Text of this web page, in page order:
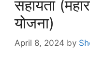
सहायता
योजना)
April 8, 2024 by